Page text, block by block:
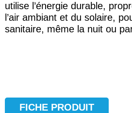
utilise l’énergie durable,
l’air ambiant et du solaire,
sanitaire, même la nuit ou
FICHE PRODUIT